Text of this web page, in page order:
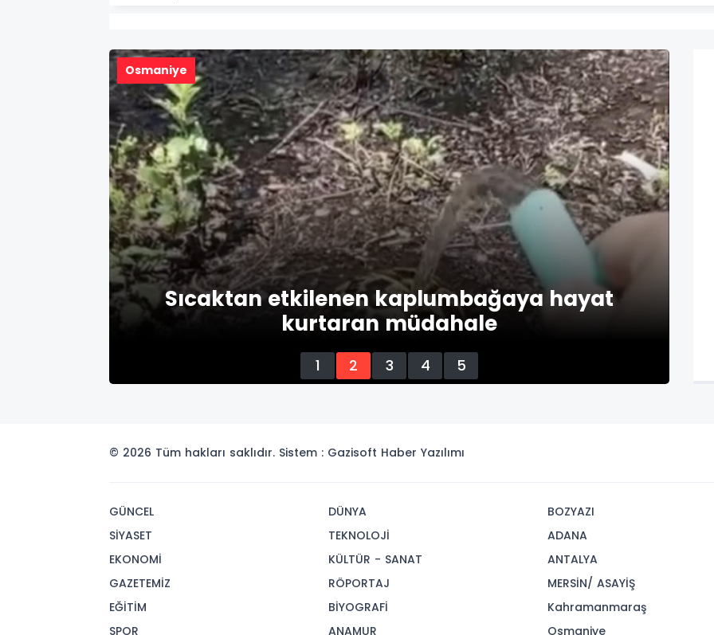
Osmaniye
Sıcaktan etkilenen kaplumbağaya hayat
kurtaran müdahale
1 2 3 4 5
© 2026 Tüm hakları saklıdır. Sistem : Gazisoft Haber Yazılımı
GÜNCEL
SİYASET
EKONOMİ
GAZETEMİZ
EĞİTİM
SPOR
DÜNYA
TEKNOLOJİ
KÜLTÜR - SANAT
RÖPORTAJ
BİYOGRAFİ
ANAMUR
BOZYAZI
ADANA
ANTALYA
MERSİN/ ASAYİŞ
Kahramanmaraş
Osmaniye